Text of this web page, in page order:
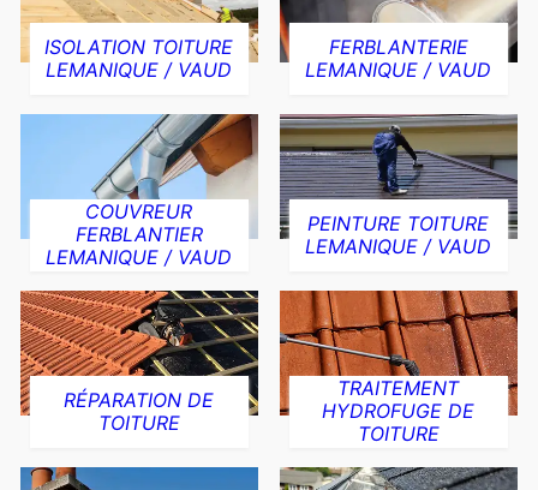
ISOLATION TOITURE
LEMANIQUE / VAUD
FERBLANTERIE
LEMANIQUE / VAUD
COUVREUR
FERBLANTIER
LEMANIQUE / VAUD
PEINTURE TOITURE
LEMANIQUE / VAUD
RÉPARATION DE
TOITURE
TRAITEMENT
HYDROFUGE DE
TOITURE